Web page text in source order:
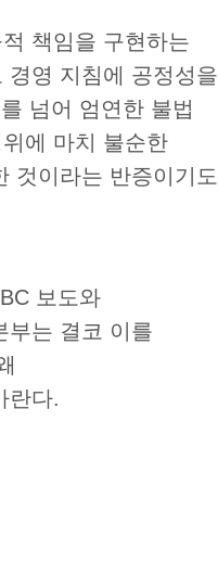
책임을 구현하는
경영 지침에 공정성을
넘어 엄연한 불법
에 마치 불순한
것이라는 반증이기도
보도와
부는 결코 이를
란다.